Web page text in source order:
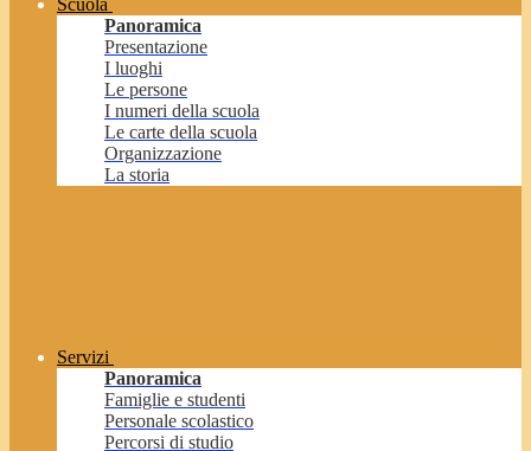
Scuola
Panoramica
Presentazione
I luoghi
Le persone
I numeri della scuola
Le carte della scuola
Organizzazione
La storia
Servizi
Panoramica
Famiglie e studenti
Personale scolastico
Percorsi di studio